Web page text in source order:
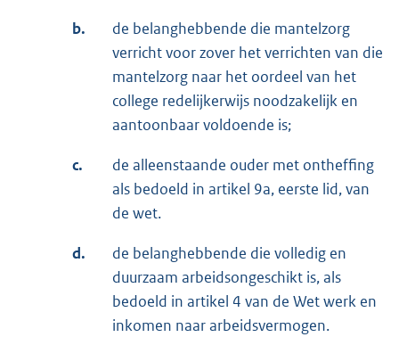
b.
de belanghebbende die mantelzorg
verricht voor zover het verrichten van die
mantelzorg naar het oordeel van het
college redelijkerwijs noodzakelijk en
aantoonbaar voldoende is;
c.
de alleenstaande ouder met ontheffing
als bedoeld in artikel 9a, eerste lid, van
de wet.
d.
de belanghebbende die volledig en
duurzaam arbeidsongeschikt is, als
bedoeld in artikel 4 van de Wet werk en
inkomen naar arbeidsvermogen.